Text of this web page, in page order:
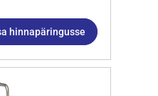
hinnapäringusse